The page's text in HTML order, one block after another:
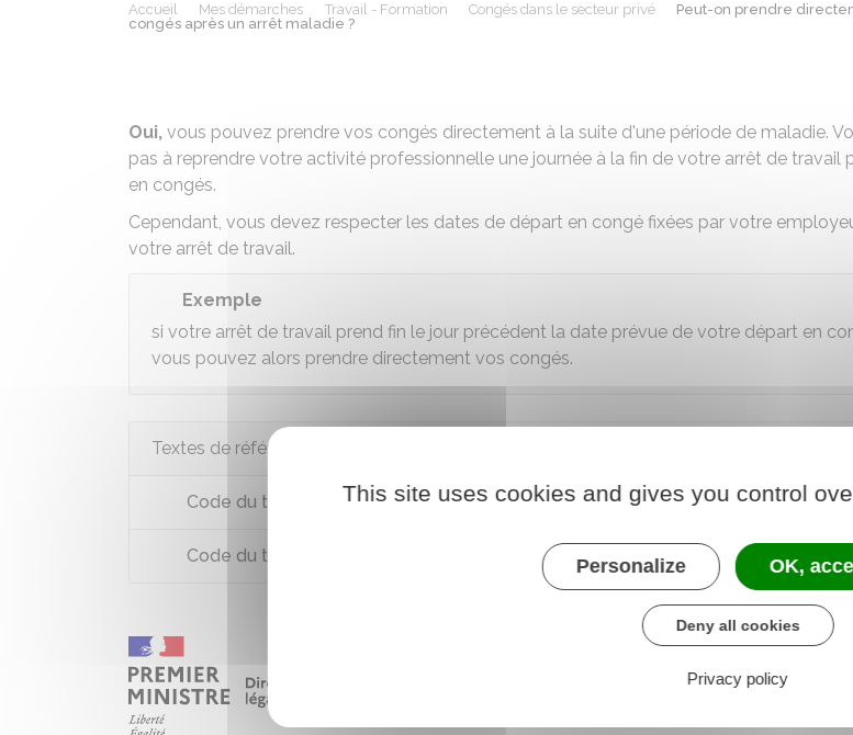
Accueil Mes démarches Travail - Formation Congés dans le secteur privé
Peut-on prendre
congés après un arrêt maladie ?
Oui, vous pouvez prendre vos congés directement à la suite d'une période de maladie.
pas à reprendre votre activité professionnelle une journée à la fin de votre arrêt de travail
en congés.
Cependant, vous devez respecter les dates de départ en congé fixées par votre
votre arrêt de travail.
Exemple
si votre arrêt de travail prend fin le jour précédent la date prévue de votre départ en
vous pouvez alors prendre directement vos congés.
Textes de référence
Code du travail : articles L3141-1 à L3141-2
Code du travail : articles L3141-3 à L3141-9
This site uses cookies and gives you control
Personalize OK,
Deny all cookies
Privacy policy